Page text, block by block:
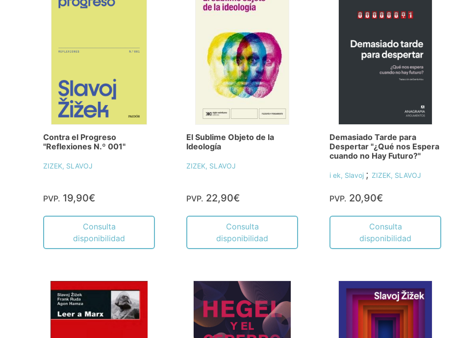
Contra el Progreso
"Reflexiones N.º 001"
ZIZEK, SLAVOJ
PVP. 19,90€
Consulta
disponibilidad
El Sublime Objeto de la
Ideología
ZIZEK, SLAVOJ
PVP. 22,90€
Consulta
disponibilidad
Demasiado Tarde para
Despertar "¿Qué nos Espera
cuando no Hay Futuro?"
i ek, Slavoj ; ZIZEK, SLAVOJ
PVP. 20,90€
Consulta
disponibilidad